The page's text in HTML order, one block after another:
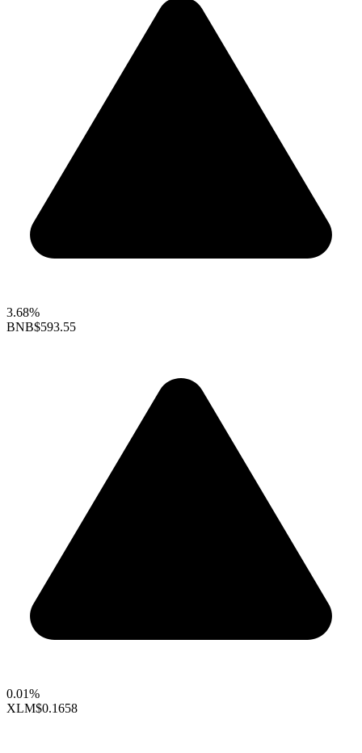
3.68%
BNB$593.55
0.01%
XLM$0.1658